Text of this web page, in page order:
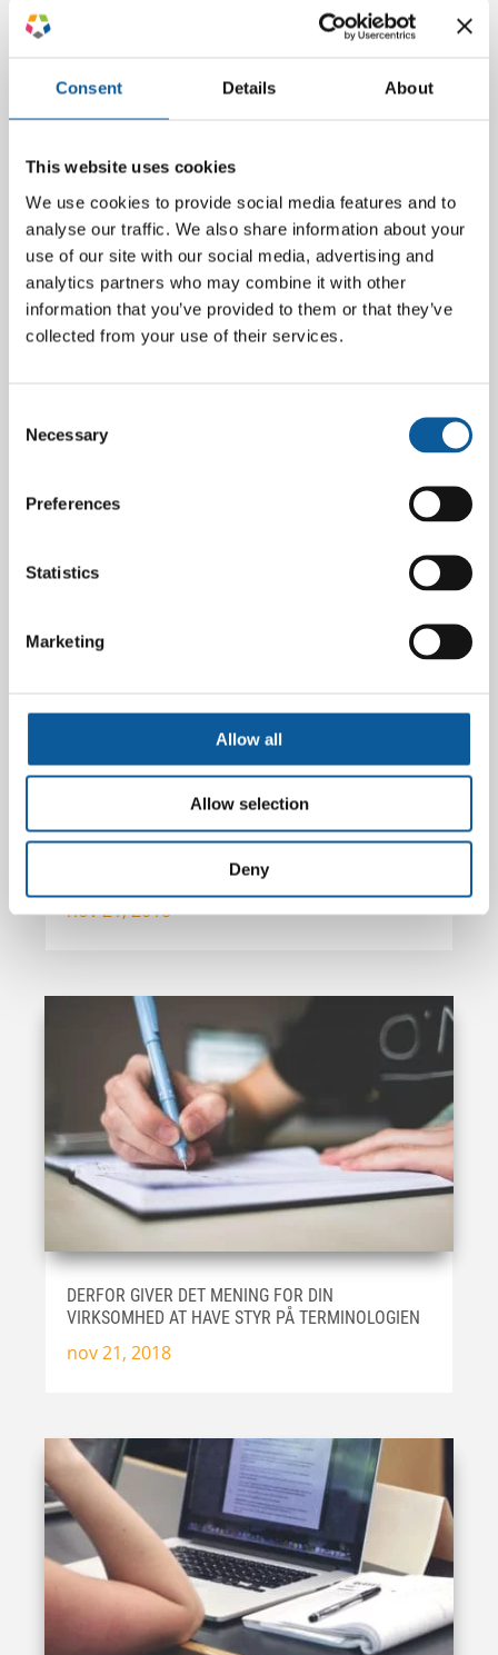
Consent Details About
This website uses cookies
We use cookies to provide social media features and to
analyse our traffic. We also share information about your
use of our site with our social media, advertising and
analytics partners who may combine it with other
information that you’ve provided to them or that they’ve
collected from your use of their services.
Selection
Necessary
Preferences
Statistics
Marketing
Allow all
Allow selection
Deny
PÅ ALLE SPROG!
TERMINOLOGIARBEJDET
nov 21, 2018
DERFOR GIVER DET MENING FOR DIN
VIRKSOMHED AT HAVE STYR PÅ TERMINOLOGIEN
nov 21, 2018